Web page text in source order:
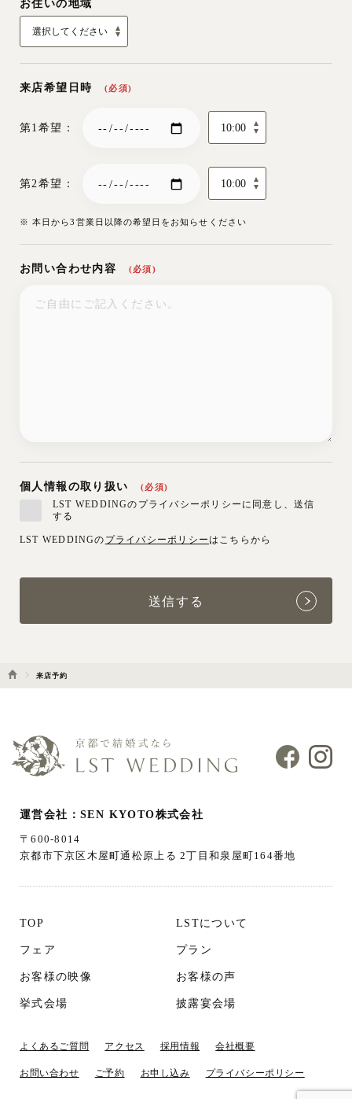
お住いの地域
来店希望日時 (必須)
第1希望：
第2希望：
※ 本日から3営業日以降の希望日をお知らせください
お問い合わせ内容 (必須)
個人情報の取り扱い (必須)
LST WEDDINGのプライバシーポリシーに同意し、送信
する
LST WEDDINGの プライバシーポリシーはこちらから
来店予約
運営会社：SEN KYOTO株式会社
〒600-8014
京都市下京区木屋町通松原上る 2丁目和泉屋町164番地
TOP LSTについて
フェア プラン
お客様の映像 お客様の声
挙式会場 披露宴会場
よくあるご質問 アクセス 採用情報 会社概要
お問い合わせ ご予約 お申し込み プライバシーポリシー